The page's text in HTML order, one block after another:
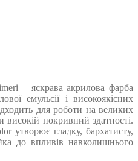
– яскрава акрилова фарба
емульсії і високоякісних
для роботи на великих
покривний здатності.
утворює гладку, бархатисту,
до впливів навколишнього